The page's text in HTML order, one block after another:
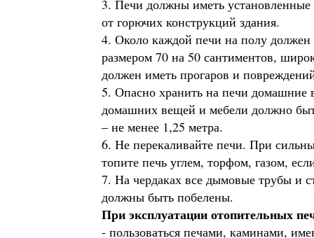
3. Печи должны иметь
от горючих конструкций здания.
4. Около каждой печи на полу
размером 70 на 50 сантиментов,
должен иметь прогаров и
5. Опасно хранить на печи домашние
домашних вещей и мебели должно
– не менее 1,25 метра.
6. Не перекаливайте печи. При
топите печь углем, торфом, газом,
7. На чердаках все дымовые трубы и
должны быть побелены.
При эксплуатации отопительных
- пользоваться печами, каминами,